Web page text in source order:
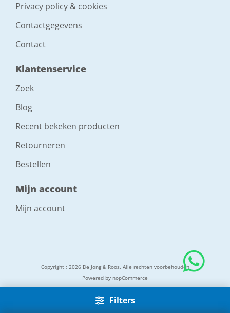
Filters
Privacy policy & cookies
Contactgegevens
Contact
Klantenservice
Zoek
Blog
Recent bekeken producten
Retourneren
Bestellen
Mijn account
Mijn account
Copyright ; 2026 De Jong & Roos. Alle rechten voorbehouden
Powered by nopCommerce